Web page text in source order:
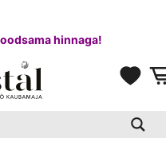
hinnaga!